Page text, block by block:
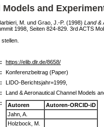
and
M. und Grao, J.-P. (1998) Land &
1998, Seiten 824-829. 3rd ACTS
https://elib.dlr.de/8658/
Konferenzbeitrag (Paper)
LIDO-Berichtsjahr=1999,
Land & Aeronautical Channel Models
Autoren
Autoren-ORCID-iD
Jahn, A.
Holzbock, M.